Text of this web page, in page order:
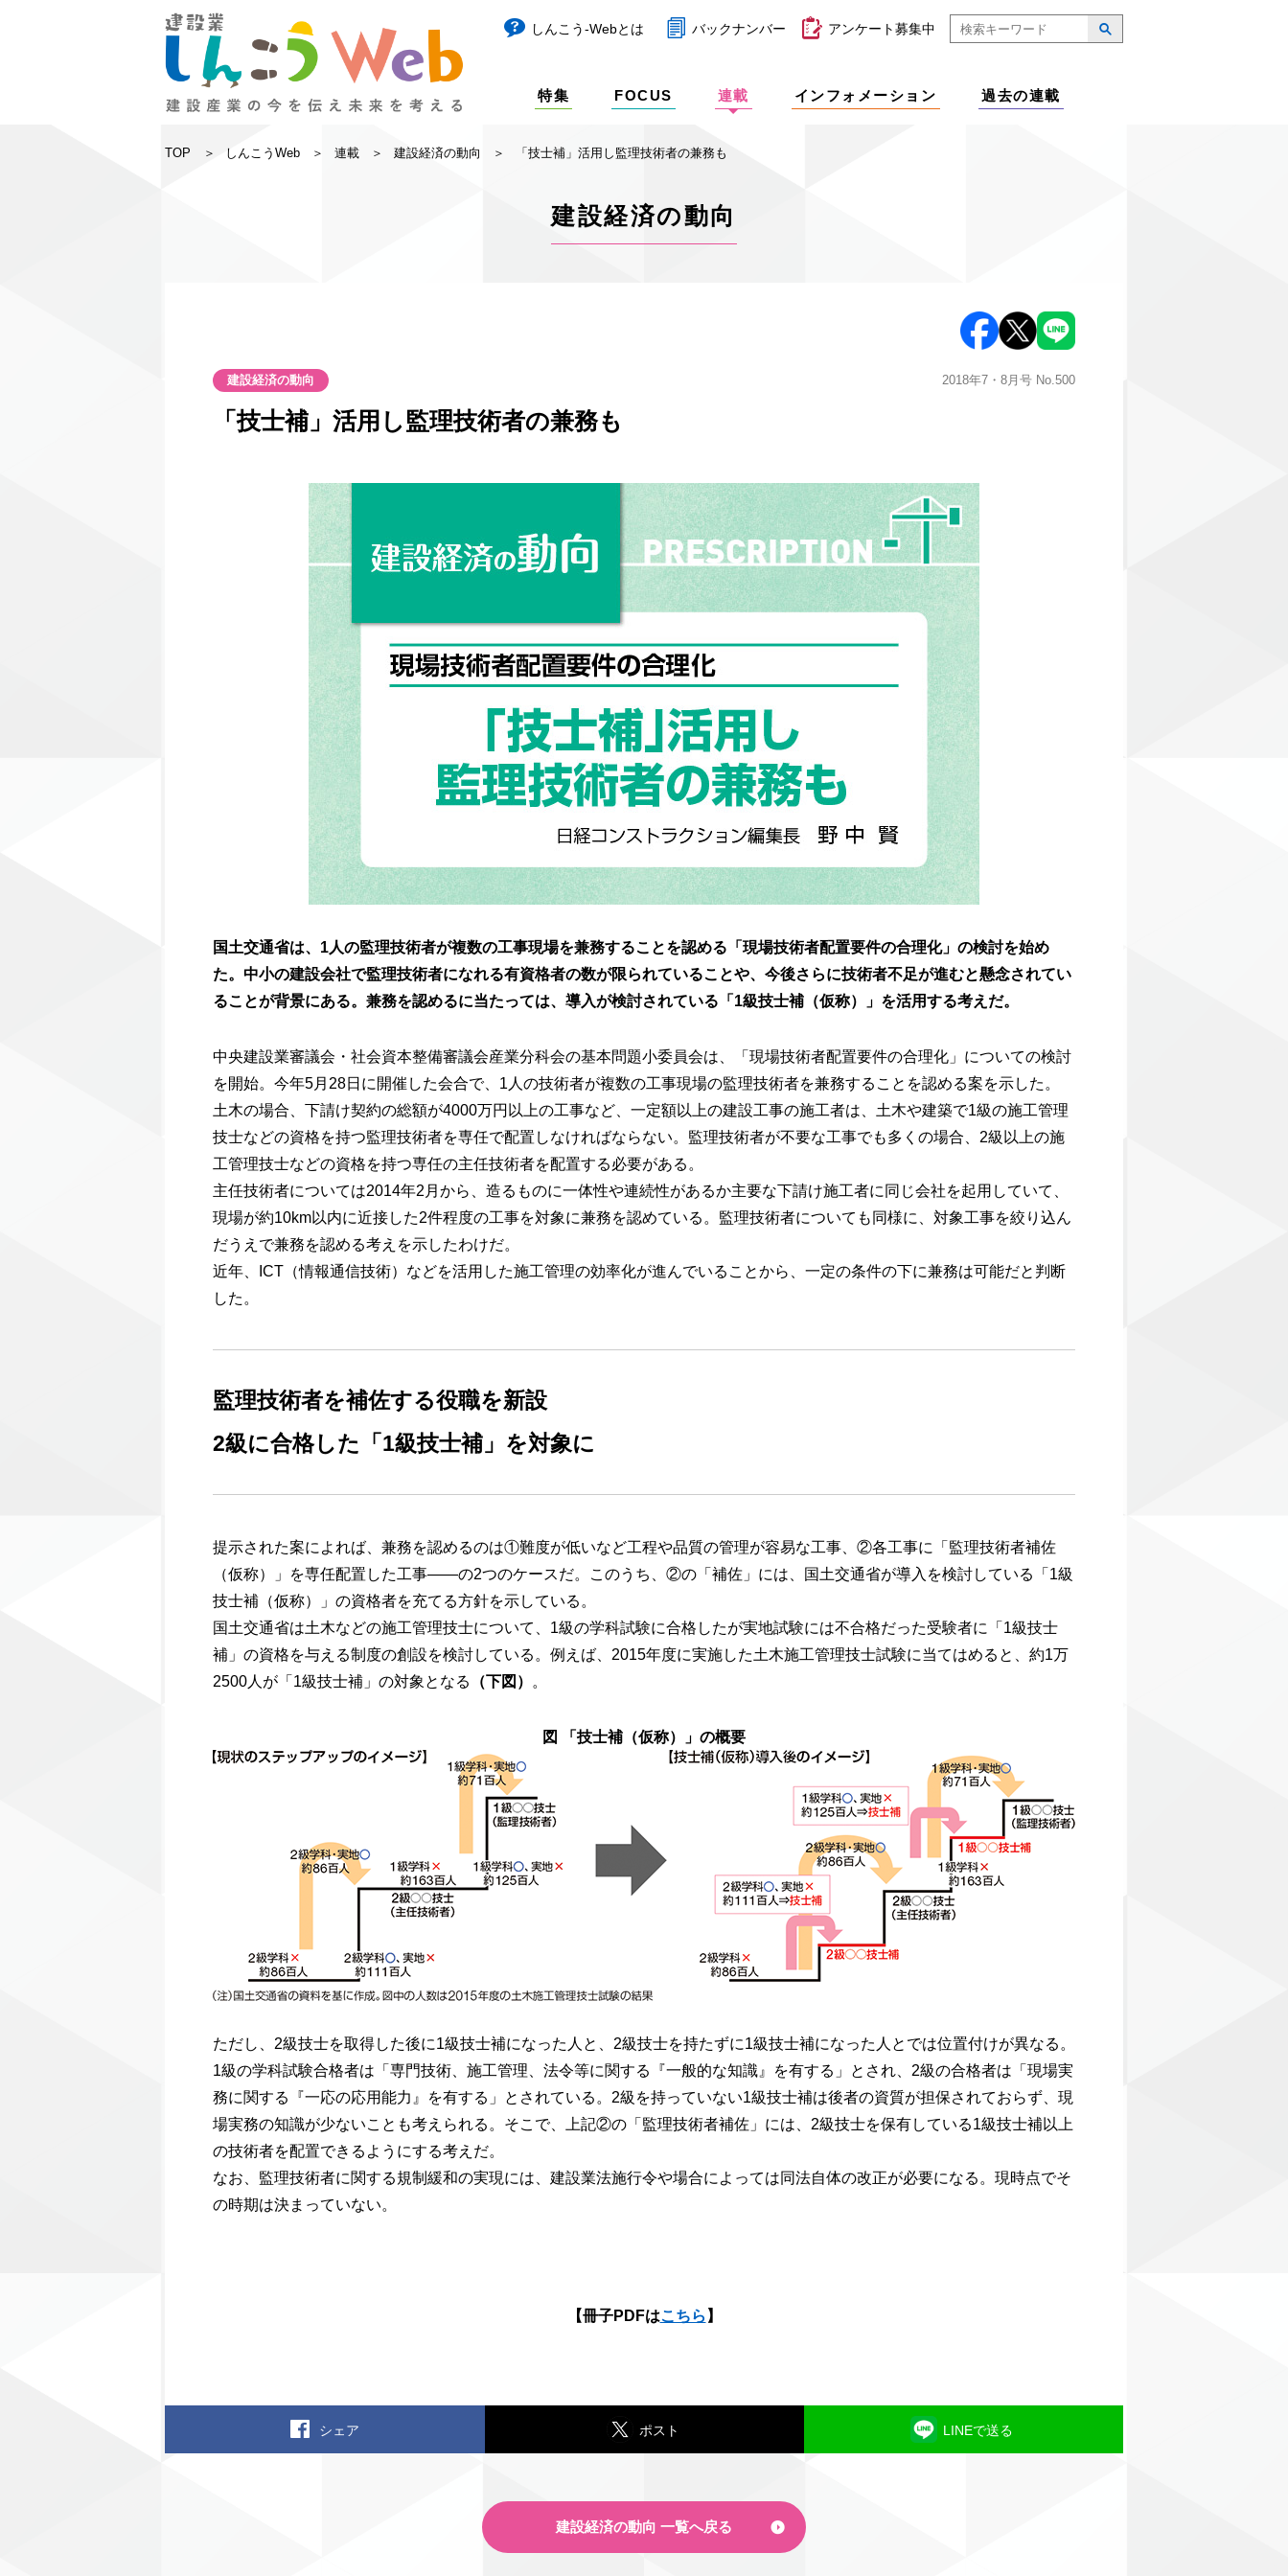
しんこう-Webとは バックナンバー アンケート募集中
特集 FOCUS 連載 インフォメーション 過去の連載
TOP しんこうWeb 連載 建設経済の動向 「技士補」活用し監理技術者の兼務も
建設経済の動向
建設経済の動向 2018年7・8月号 No.500
「技士補」活用し監理技術者の兼務も
国土交通省は、1人の監理技術者が複数の工事現場を兼務することを認める「現場技術者配置要件の合理化」の検討を始め
た。中小の建設会社で監理技術者になれる有資格者の数が限られていることや、今後さらに技術者不足が進むと懸念されてい
ることが背景にある。兼務を認めるに当たっては、導入が検討されている「1級技士補（仮称）」を活用する考えだ。
中央建設業審議会・社会資本整備審議会産業分科会の基本問題小委員会は、「現場技術者配置要件の合理化」についての検討
を開始。今年5月28日に開催した会合で、1人の技術者が複数の工事現場の監理技術者を兼務することを認める案を示した。
土木の場合、下請け契約の総額が4000万円以上の工事など、一定額以上の建設工事の施工者は、土木や建築で1級の施工管理
技士などの資格を持つ監理技術者を専任で配置しなければならない。監理技術者が不要な工事でも多くの場合、2級以上の施
工管理技士などの資格を持つ専任の主任技術者を配置する必要がある。
主任技術者については2014年2月から、造るものに一体性や連続性があるか主要な下請け施工者に同じ会社を起用していて、
現場が約10km以内に近接した2件程度の工事を対象に兼務を認めている。監理技術者についても同様に、対象工事を絞り込ん
だうえで兼務を認める考えを示したわけだ。
近年、ICT（情報通信技術）などを活用した施工管理の効率化が進んでいることから、一定の条件の下に兼務は可能だと判断
した。
監理技術者を補佐する役職を新設
2級に合格した「1級技士補」を対象に
提示された案によれば、兼務を認めるのは①難度が低いなど工程や品質の管理が容易な工事、②各工事に「監理技術者補佐
（仮称）」を専任配置した工事――の2つのケースだ。このうち、②の「補佐」には、国土交通省が導入を検討している「1級
技士補（仮称）」の資格者を充てる方針を示している。
国土交通省は土木などの施工管理技士について、1級の学科試験に合格したが実地試験には不合格だった受験者に「1級技士
補」の資格を与える制度の創設を検討している。例えば、2015年度に実施した土木施工管理技士試験に当てはめると、約1万
2500人が「1級技士補」の対象となる
（下図） 。
図 「技士補（仮称）」の概要
ただし、2級技士を取得した後に1級技士補になった人と、2級技士を持たずに1級技士補になった人とでは位置付けが異なる。
1級の学科試験合格者は「専門技術、施工管理、法令等に関する『一般的な知識』を有する」とされ、2級の合格者は「現場実
務に関する『一応の応用能力』を有する」とされている。2級を持っていない1級技士補は後者の資質が担保されておらず、現
場実務の知識が少ないことも考えられる。そこで、上記②の「監理技術者補佐」には、2級技士を保有している1級技士補以上
の技術者を配置できるようにする考えだ。
なお、監理技術者に関する規制緩和の実現には、建設業法施行令や場合によっては同法自体の改正が必要になる。現時点でそ
の時期は決まっていない。
【冊子PDFはこちら 】
シェア ポスト LINEで送る
建設経済の動向 一覧へ戻る